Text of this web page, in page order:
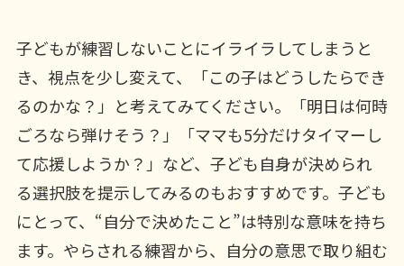
子どもが練習しないことにイライラしてしまうと
き、視点を少し変えて、「この子はどうしたらでき
るのかな？」と考えてみてください。「明日は何時
ごろなら弾けそう？」「ママも5分だけタイマーし
て応援しようか？」など、子ども自身が決められ
る選択肢を提示してみるのもおすすめです。子ども
にとって、“自分で決めたこと”は特別な意味を持ち
ます。やらされる練習から、自分の意思で取り組む